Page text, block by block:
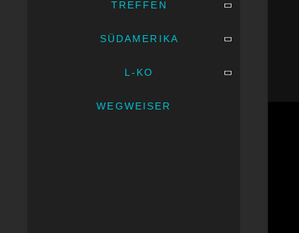
TREFFEN
SÜDAMERIKA
L-KO
WEGWEISER